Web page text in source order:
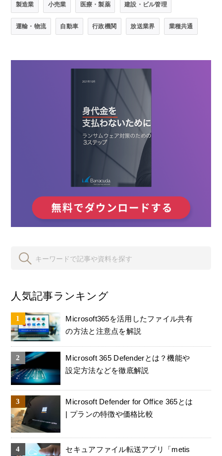
製造業 小売業 医療・製薬 建設・ビル管理
運輸・物流 自動車 行政機関 放送業界 業種共通
人気記事ランキング
Microsoft365を活用したファイル共有
の方法と注意点を解説
Microsoft 365 Defenderとは？機能や
設定方法などを徹底解説
Microsoft Defender for Office 365とは
| プランの特徴や価格比較
セキュアファイル転送アプリ「metis